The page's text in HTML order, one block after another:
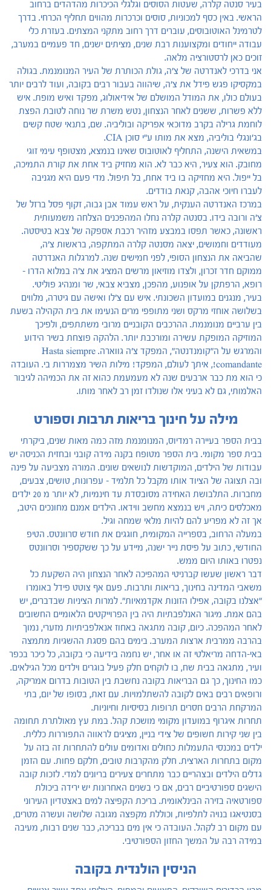
בעיר סנטה קלרה, שעטות הסוסים וגלגלי הכיכרות מהדהדים ברחוב
הראשי. באין כסף למכוניות, סוסים וכרכרות מהווים תחליף הכרחי. בדרך
לטרמינל האוטובוסים, עוברים דרך רחוב מתקני המצתים. בעזרת כלי
עבודה ייחודים ומקצוענות רבת שנים, מציתים ישנים, חד פעמיים במערב,
זוכים כאן לרסטורציה מלאה.
אני בדרכי לאנדרטה של צ'ה, גולת הכותרת של העיר המנומנמת. בגולה
במקסיקו פגש פידל את צ'ה, שיהווה בעבור רבים בקובה, ועוד לרבים יותר
בעולם כולו, את המודל המושלם של אידיאולוג, מפקד ואיש מופת. איש
ללא פשרות, ששנים לאחר הנצחון, נטש משרת שר נוחה לטובת הפצת
לוחמת גרילה בקרב מדוכאי אפריקה ובוליביה. שם, בתנאי שטח קשים
בג'ונגלי בוליביה, מצא את מותו ע"י סוכן CIA.
במשאית הישנה, התחליף לאוטובוס שאינו בנמצא, מצטופף עימי זוגי
מחובק. הוא צעיר, היא כבר לא. הוא מחזיק ביד אחת את קורת התמיכה,
בל ייפול. היא מחזיקה בו ביד אחת, בל תיפול. מדי פעם היא מגניבה
לעברו חיוכי אהבה, קנאת בודדים.
במרכז האנדרטה הענקית, על ראש עמוד אבן גבוה, זקוף פסל ברזל של
צ'ה ורובה בידו. בסנטה קלרה נחלו המהפכנים הצלחה משמעותית
ראשונה, כאשר תפסו במבצע מזהיר רכבת אספקה של צבא בטיסטה.
מעודדים וחמושים, יצאה מסנטה קלרה המתקפה, בראשות צ'ה,
שהביאה את הנצחון הסופי, לפני חמישים שנה. למרגלות האנדרטה
ממוקם חדר זכרון, ולצדו מוזיאון מרשים המציג את צ'ה במלוא הדרו -
רופא, הרפתקן על אופנוע, מהפכן, מצביא צבאי, שר ומנהיג פוליטי.
בעיר, מנגנים במועדון השכונתי. איש עם צ'לו ואישה עם גיטרה, מלווים
בשלושה אוחזי מרקס ושני מתופפי מרים הנעימו את בית הקהילה בשעת
בין ערביים מנומנמת. ההרכבים הקובניים מרובי משתתפים, ולפיכך
המוזיקה המופקת עשירה ומורכבת יותר. הלהקה פוצחת בשיר הידוע
והמרגש על ה"קומנדנטה", המפקד צ'ה גווארה. Hasta siempre
comandante!, איתך לעולם, המפקד! מילות השיר מצמררות בי. העובדה
כי הוא מת כבר ארבעים שנה לא מעמעמת כהוא זה את הכמיהה לגיבור
האלמותי, גם לא בעיני אלו שנולדו זמן רב לאחר מותו.
מילה על חינוך בריאות תרבות וספורט
בבית הספר בעיירה רמדיוס, המנומנמת מזה כמה מאות שנים, ביקרתי
בבית ספר מקומי. בית הספר מטופח בקנה מידה קובני ובחזית הכניסה יש
עבודות של הילדים, המוקדשות לנושאים שונים. המורה מצביעה על פינה
ובה תצוגה של הציוד אותו מקבל כל תלמיד - עפרונות, טושים, צבעים,
מחברות. התלבושת האחידה מסובסדת עד חינמיות, לא יותר מ 20 ילדים
מאכלסים כיתה, ויש בנמצא מחשב ווידאו. הילדים אמנם מחונכים היטב,
אך זה לא מפריע להם להיות מלאי שמחה וגיל.
במעלה הרחוב, בספרייה המקומית, חוגגים את חודש סרוונטס. הטיפ
החודשי, כתוב על פיסת נייר ישנה, מיידע על כך ששקספיר וסרוונטס
נפטרו באותו היום ממש.
דבר ראשון שעשו קברניטי המהפיכה לאחר הנצחון היה השקעת כל
משאבי המדינה בחינוך, בריאות ותרבות. פעם אף צוטט פידל באומרו
"אצלנו בקובה, אפילו הזונות אקדמאיות". למרות הציניות שבדברים, יש
בהם אמת. מיגור האנלפבתיות היה בין הפרוייקטים הלאומיים החשובים
לאחר המהפכה. כיום, קובה מתגאה באחוז אנאלפביתיות מזערי, נמוך
בהרבה ממרבית ארצות המערב. בימים בהם פסגת ההשגיות מתמצה
באי-הדחה מריאלטי זה או אחר, יש נחמה בידיעה כי בקובה, כל כיכר בכפר
ועיר, מתגאה בבית שח, בו לוקחים חלק פעיל בוגרים וילדים מכל הגילאים.
כמו החינוך, כך גם הבריאות בקובה נחשבת בין הטובות בדרום אמריקה,
ורופאים רבים באים לקובה להשתלמויות. עם זאת, בסופו של יום, בתי
המרקחת הרבים חסרים תרופות בסיסיות וחיוניות.
תחרות איגרוף במועדון מקומי מושכת קהל. במת עץ מאולתרת תחומה
בין שני קירות חשופים של צידי בניין, מציגים לראווה התפוררות כללית.
ילדים במכנסי התעמלות כחולים ואדומים עולים להתחרות זה בזה על
מקום בתחרות הארצית. חלק מהקרבות טובים, חלקם פחות. עם הזמן
גדלים הילדים ובצהריים כבר מתחרים צעירים בריונים למדי. לזכות קובה
הישגים ספורטיביים רבים, אם כי בשנים האחרונות יש ירידה ביכולת
ספורטאיה בזירה הבינלאומית. בריכת הקפיצה למים באצטדיון העירוני
בסנטיאגו בנויה לתלפיות, וכוללת מקפצה מגובה שלושה ועשרה מטרים,
עם מקום רב לקהל. העובדה כי אין מים בבריכה, כבר שנים רבות, מעיבה
במידה רבה על המשך החזון הספורטיבי.
הניסין הולנדית בקובה